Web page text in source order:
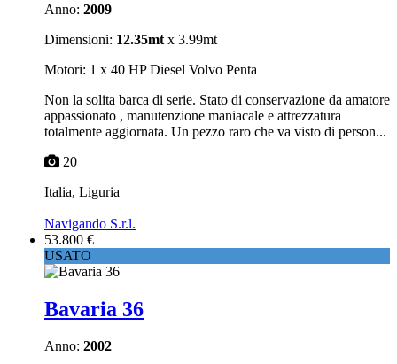
Anno: 2009
Dimensioni: 12.35mt x 3.99mt
Motori: 1 x 40 HP Diesel Volvo Penta
Non la solita barca di serie. Stato di conservazione da amatore
appassionato , manutenzione maniacale e attrezzatura
totalmente aggiornata. Un pezzo raro che va visto di person...
20
Italia, Liguria
Navigando S.r.l.
53.800 €
USATO
Bavaria 36
Anno: 2002